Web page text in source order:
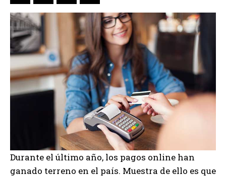
Durante el último año, los pagos online han
ganado terreno en el país. Muestra de ello es que